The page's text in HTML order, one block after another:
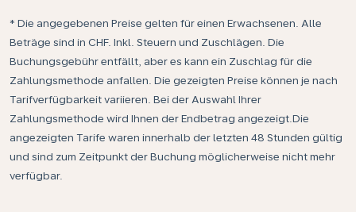
* Die angegebenen Preise gelten für einen Erwachsenen. Alle
Beträge sind in CHF. Inkl. Steuern und Zuschlägen. Die
Buchungsgebühr entfällt, aber es kann ein Zuschlag für die
Zahlungsmethode anfallen. Die gezeigten Preise können je nach
Tarifverfügbarkeit variieren. Bei der Auswahl Ihrer
Zahlungsmethode wird Ihnen der Endbetrag angezeigt.Die
angezeigten Tarife waren innerhalb der letzten 48 Stunden gültig
und sind zum Zeitpunkt der Buchung möglicherweise nicht mehr
verfügbar.